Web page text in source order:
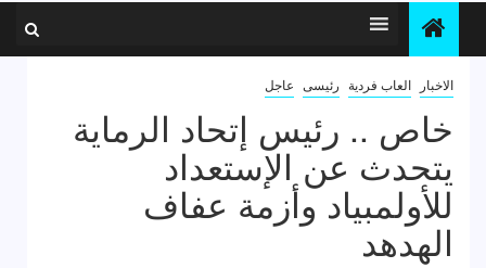
الاخبار العاب فردية رئيسى عاجل
خاص .. رئيس إتحاد الرماية
يتحدث عن الإستعداد
للأولمبياد وأزمة عفاف
الهدهد